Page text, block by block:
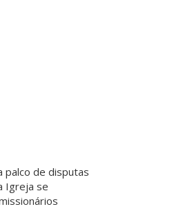
palco de disputas
Igreja se